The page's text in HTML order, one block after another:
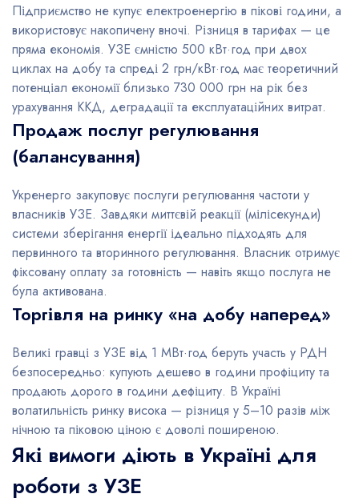
Підприємство не купує електроенергію в пікові години, а
використовує накопичену вночі. Різниця в тарифах — це
пряма економія. УЗЕ ємністю 500 кВт·год при двох
циклах на добу та спреді 2 грн/кВт·год має теоретичний
потенціал економії близько 730 000 грн на рік без
урахування ККД, деградації та експлуатаційних витрат.
Продаж послуг регулювання
(балансування)
Укренерго закуповує послуги регулювання частоти у
власників УЗЕ. Завдяки миттєвій реакції (мілісекунди)
системи зберігання енергії ідеально підходять для
первинного та вторинного регулювання. Власник отримує
фіксовану оплату за готовність — навіть якщо послуга не
була активована.
Торгівля на ринку «на добу наперед»
Великі гравці з УЗЕ від 1 МВт·год беруть участь у РДН
безпосередньо: купують дешево в години профіциту та
продають дорого в години дефіциту. В Україні
волатильність ринку висока — різниця у 5–10 разів між
нічною та піковою ціною є доволі поширеною.
Які вимоги діють в Україні для
роботи з УЗЕ